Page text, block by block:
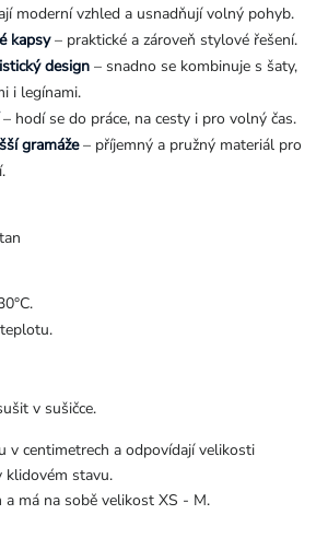
moderní vzhled a usnadňují volný pohyb.
kapsy– praktické a zároveň stylové řešení.
design – snadno se kombinuje s šaty,
i legínami.
– hodí se do práce, na cesty i pro volný čas.
gramáže– příjemný a pružný materiál pro
v sušičce.
v centimetrech a odpovídají velikosti
klidovém stavu.
a má na sobě velikost XS - M.